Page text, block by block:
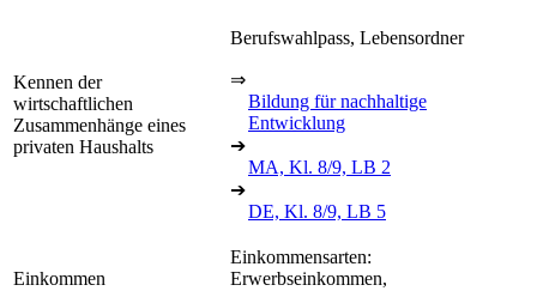
Kennen der
wirtschaftlichen
Zusammenhänge eines
privaten Haushalts
Berufswahlpass, Lebensordner
⇒
Bildung für nachhaltige
Entwicklung
➔
MA, Kl. 8/9, LB 2
➔
DE, Kl. 8/9, LB 5
Einkommen
Einkommensarten:
Erwerbseinkommen,